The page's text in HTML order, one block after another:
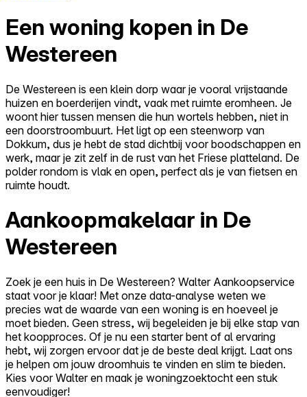
Een woning kopen in De
Westereen
De Westereen is een klein dorp waar je vooral vrijstaande
huizen en boerderijen vindt, vaak met ruimte eromheen. Je
woont hier tussen mensen die hun wortels hebben, niet in
een doorstroombuurt. Het ligt op een steenworp van
Dokkum, dus je hebt de stad dichtbij voor boodschappen en
werk, maar je zit zelf in de rust van het Friese platteland. De
polder rondom is vlak en open, perfect als je van fietsen en
ruimte houdt.
Aankoopmakelaar in De
Westereen
Zoek je een huis in De Westereen? Walter Aankoopservice
staat voor je klaar! Met onze data-analyse weten we
precies wat de waarde van een woning is en hoeveel je
moet bieden. Geen stress, wij begeleiden je bij elke stap van
het koopproces. Of je nu een starter bent of al ervaring
hebt, wij zorgen ervoor dat je de beste deal krijgt. Laat ons
je helpen om jouw droomhuis te vinden en slim te bieden.
Kies voor Walter en maak je woningzoektocht een stuk
eenvoudiger!